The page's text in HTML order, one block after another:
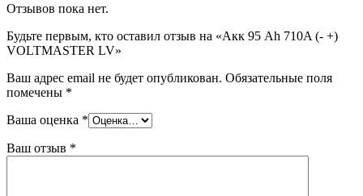
Отзывов пока нет.
Будьте первым, кто оставил отзыв на «Акк 95 Ah 710A (- +)
VOLTMASTER LV»
Ваш адрес email не будет опубликован. Обязательные поля
помечены *
Ваша оценка *
Ваш отзыв *